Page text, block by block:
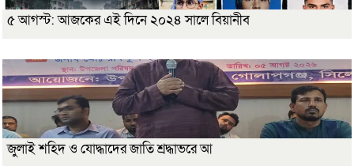
৫ আগস্ট: আজকের এই দিনে ২০২৪ সালে বিয়ানীব
জুলাই শহিদ ও যোদ্ধাদের জাতি শ্রদ্ধাভরে আ